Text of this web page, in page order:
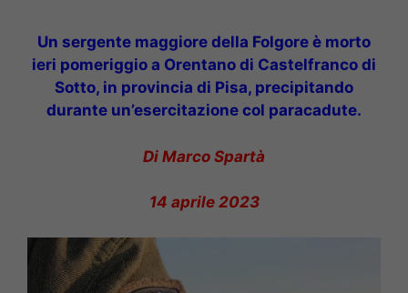
Un sergente maggiore della Folgore è morto
ieri pomeriggio a Orentano di Castelfranco di
Sotto, in provincia di Pisa, precipitando
durante un’esercitazione col paracadute.
Di Marco Spartà
14 aprile 2023